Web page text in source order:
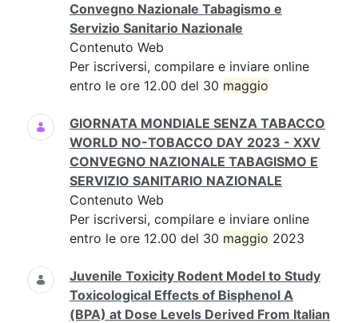
Convegno Nazionale Tabagismo e
Servizio Sanitario Nazionale
Contenuto Web
Per iscriversi, compilare e inviare online
entro le ore 12.00 del 30 maggio
GIORNATA MONDIALE SENZA TABACCO
WORLD NO-TOBACCO DAY 2023 - XXV
CONVEGNO NAZIONALE TABAGISMO E
SERVIZIO SANITARIO NAZIONALE
Contenuto Web
Per iscriversi, compilare e inviare online
entro le ore 12.00 del 30 maggio 2023
Juvenile Toxicity Rodent Model to Study
Toxicological Effects of Bisphenol A
(BPA) at Dose Levels Derived From Italian